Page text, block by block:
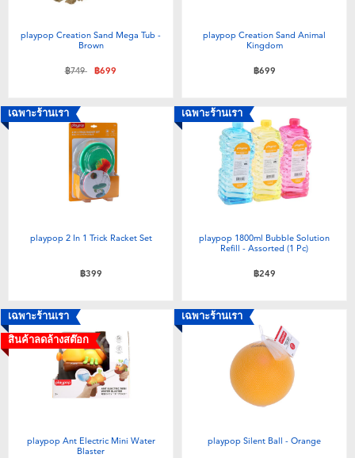
playpop Creation Sand Mega Tub -
Brown
ลดราคาจาก
฿749ถึง฿699
playpop Creation Sand Animal
Kingdom
฿699
เฉพาะร้านเรา
playpop 2 In 1 Trick Racket Set
฿399
เฉพาะร้านเรา
playpop 1800ml Bubble Solution
Refill - Assorted (1 Pc)
฿249
เฉพาะร้านเรา
สินค้าลดล้างสต๊อก
playpop Ant Electric Mini Water
Blaster
เฉพาะร้านเรา
playpop Silent Ball - Orange